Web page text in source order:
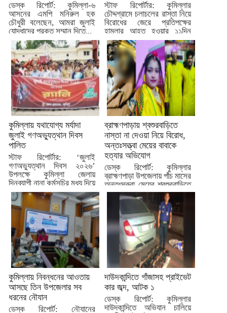
ডেস্ক রিপোর্ট: কুমিল্লা-৬
আসনের এমপি মনিরুল হক
চৌধুরী বলেছেন, আমরা জুলাই
যোদ্ধাদের প্রকৃত সম্মান দিতে...
স্টাফ রিপোর্টার: কুমিল্লার
চৌদ্দগ্রামে চলাচলের রাস্তা নিয়ে
বিরোধের জেরে প্রতিপক্ষের
হামলার আহত হওয়ার ১১দিন
পর...
কুমিল্লায় যথাযোগ্য মর্যাদা
জুলাই গণঅভ্যুত্থান দিবস
পালিত
স্টাফ রিপোর্টার: ‘জুলাই
গণঅভ্যুত্থান দিবস ২০২৬’
উপলক্ষে কুমিল্লা জেলায়
দিনব্যাপী নানা কর্মসূচির মধ্য দিয়ে
দিবসটি...
ব্রাহ্মণপাড়ায় শ্বশুরবাড়িতে
নাস্তা না দেওয়া নিয়ে বিরোধ,
অন্তঃসত্ত্বা মেয়ের বাবাকে
হত্যার অভিযোগ
ডেস্ক রিপোর্ট: কুমিল্লার
ব্রাহ্মণপাড়া উপজেলায় পাঁচ মাসের
অন্তঃসত্ত্বা মেয়ের শ্বশুরবাড়িতে
নাস্তা না দেওয়া নিয়ে বিরোধের...
কুমিল্লায় নিবন্ধনের আওতায়
আসছে তিন উপজেলার সব
ধরনের নৌযান
ডেস্ক রিপোর্ট: নৌযানের
দাউদকান্দিতে গাঁজাসহ প্রাইভেট
কার জব্দ, আটক ১
ডেস্ক রিপোর্ট: কুমিল্লার
দাউদকান্দিতে অভিযান চালিয়ে